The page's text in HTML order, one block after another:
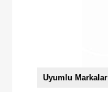
Uyumlu Markalar